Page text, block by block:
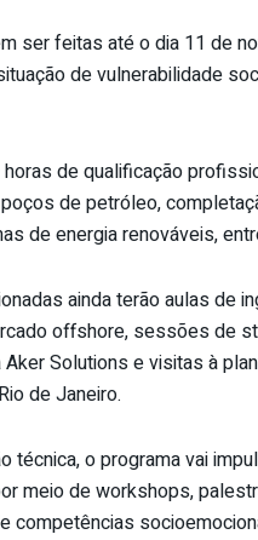
ser feitas até o dia 11 de
de vulnerabilidade
de qualificação
de petróleo,
de energia renováveis,
ainda terão aulas de
offshore, sessões de
Solutions e visitas à
de Janeiro.
técnica, o programa vai
meio de workshops,
competências